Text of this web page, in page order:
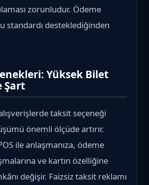
zorunludur. Ödeme
standardı desteklediğinden
Yüksek Bilet
Şart
taksit seçeneği
önemli ölçüde artırır.
ile anlaşmanıza, ödeme
ve kartın özelliğine
değişir. Faizsiz taksit reklamı